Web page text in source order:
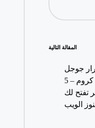
المقالة التالية
جوجل
كروم – 5
تفتح لك
الويب